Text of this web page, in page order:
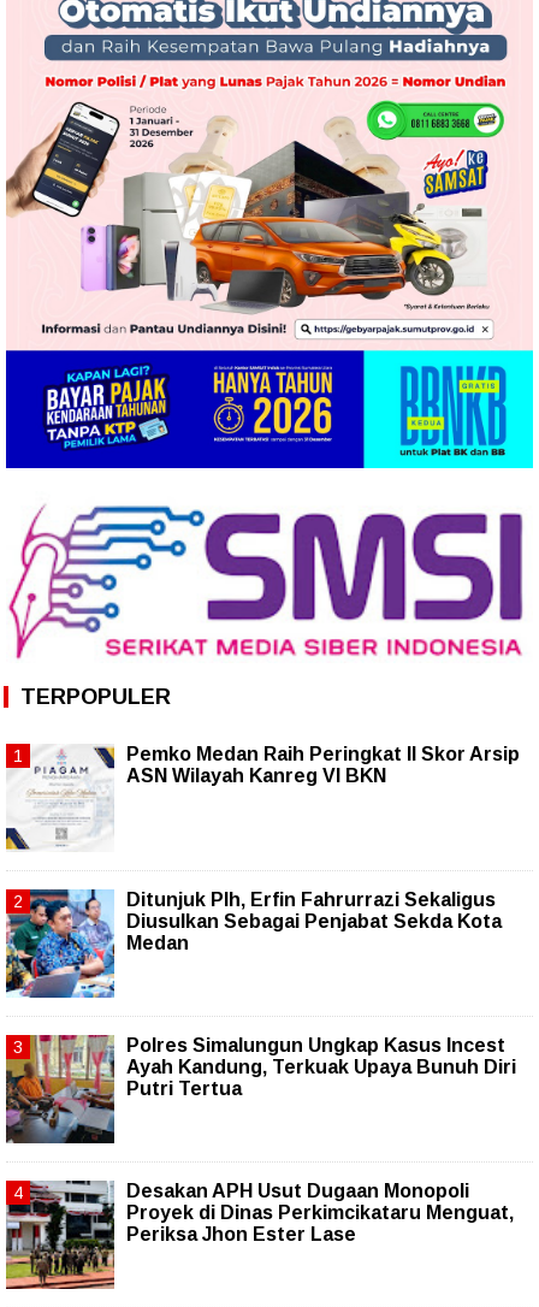
TERPOPULER
Pemko Medan Raih Peringkat II Skor Arsip
ASN Wilayah Kanreg VI BKN
Ditunjuk Plh, Erfin Fahrurrazi Sekaligus
Diusulkan Sebagai Penjabat Sekda Kota
Medan
Polres Simalungun Ungkap Kasus Incest
Ayah Kandung, Terkuak Upaya Bunuh Diri
Putri Tertua
Desakan APH Usut Dugaan Monopoli
Proyek di Dinas Perkimcikataru Menguat,
Periksa Jhon Ester Lase